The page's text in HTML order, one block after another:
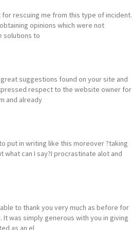
Bersenjata di Papua
di Pesisir Rufei
Nasional Selama 2020
Miliaran Rupiah ke KPK
Ricuh di Mansel
Ambil Alih Saham Freeport
CPNS-PPPK Formasi 2018
Tegaskan Kebijakan di Papua
TNI OAP Jadi Pemimpin
Gereja Jelang Natal
Eks KKB yang Sadar NKRI
rescuing me from this type of incident.
opinions which were not
solutions to
suggestions found on your site and
respect to the website owner for
and already
put in writing like this moreover ?taking
can I say?I procrastinate alot and
to thank you very much as before for
was simply generous with you in giving
as an el